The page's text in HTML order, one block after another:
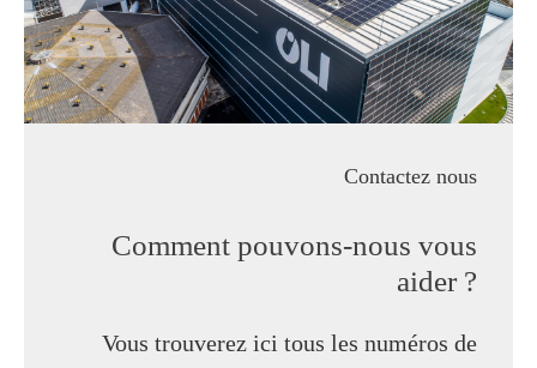
Contactez nous
Comment pouvons-nous vous
aider ?
Vous trouverez ici tous les numéros de